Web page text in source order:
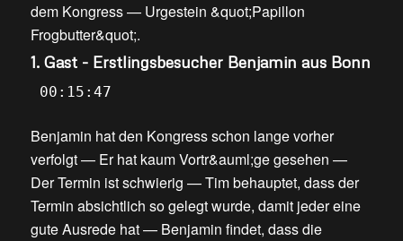
dem Kongress— Urgestein &quot;Papillon
Frogbutter&quot;.
1. Gast - Erstlingsbesucher Benjamin aus Bonn
00:15:47
Benjamin hat den Kongress schon lange vorher
verfolgt— Er hat kaum Vortr&auml;ge gesehen —
Der Termin ist schwierig —Tim behauptet, dass der
Termin absichtlich so gelegt wurde, damit jeder eine
gute Ausrede hat— Benjamin findet, dass die